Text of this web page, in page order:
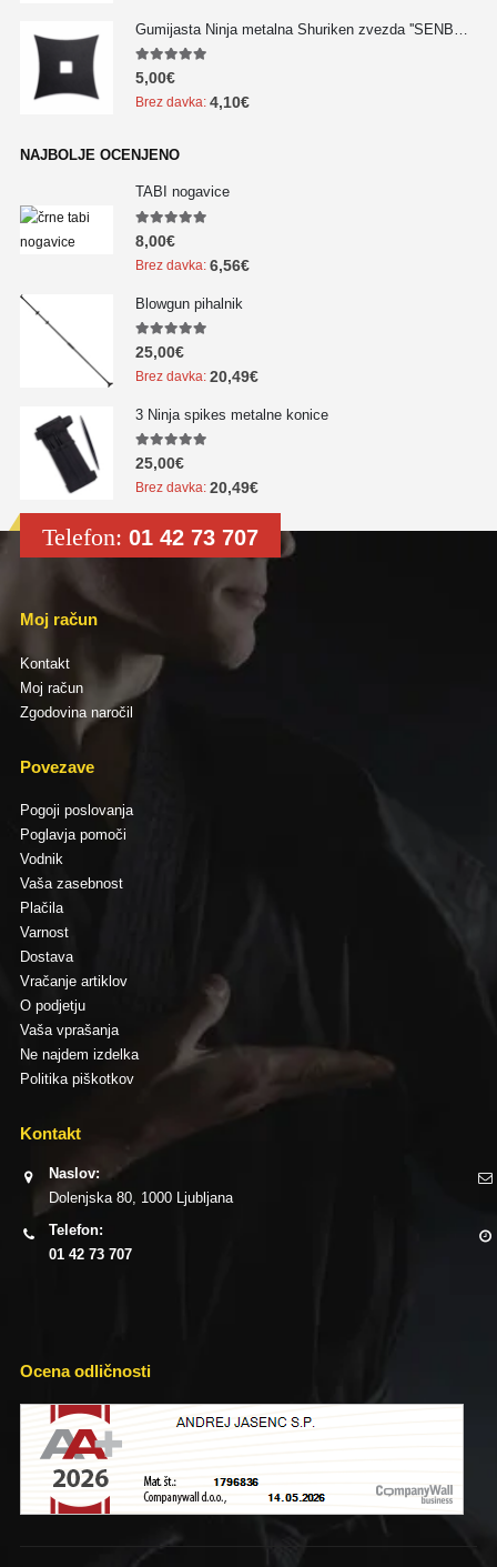
Gumijasta Ninja metalna Shuriken zvezda ''SENBAN'' - NOVO!!!
5.00out of 5
5,00€
Brez davka: 4,10€
NAJBOLJE OCENJENO
TABI nogavice
5.00out of 5
8,00€
Brez davka: 6,56€
Blowgun pihalnik
5.00out of 5
25,00€
Brez davka: 20,49€
3 Ninja spikes metalne konice
5.00out of 5
25,00€
Brez davka: 20,49€
Telefon: 01 42 73 707
Moj račun
Kontakt
Moj račun
Zgodovina naročil
Povezave
Pogoji poslovanja
Poglavja pomoči
Vodnik
Vaša zasebnost
Plačila
Varnost
Dostava
Vračanje artiklov
O podjetju
Vaša vprašanja
Ne najdem izdelka
Politika piškotkov
Kontakt
Naslov:
Dolenjska 80, 1000 Ljubljana
Telefon:
01 42 73 707
Ocena odličnosti